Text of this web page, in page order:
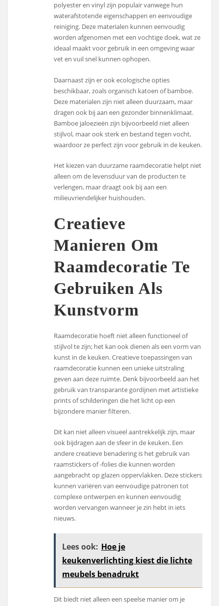
polyester en vinyl zijn populair vanwege hun
waterafstotende eigenschappen en eenvoudige
reiniging. Deze materialen kunnen eenvoudig
worden afgenomen met een vochtige doek, wat ze
ideaal maakt voor gebruik in een omgeving waar
vet en vuil snel kunnen ophopen.
Daarnaast zijn er ook ecologische opties
beschikbaar, zoals organisch katoen of bamboe.
Deze materialen zijn niet alleen duurzaam, maar
dragen ook bij aan een gezonder binnenklimaat.
Bamboe jaloezieën zijn bijvoorbeeld niet alleen
stijlvol, maar ook sterk en bestand tegen vocht,
waardoor ze perfect zijn voor gebruik in de keuken.
Het kiezen van duurzame raamdecoratie helpt niet
alleen om de levensduur van de producten te
verlengen, maar draagt ook bij aan een
milieuvriendelijker huishouden.
Creatieve
Manieren Om
Raamdecoratie Te
Gebruiken Als
Kunstvorm
Raamdecoratie hoeft niet alleen functioneel of
stijlvol te zijn; het kan ook dienen als een vorm van
kunst in de keuken. Creatieve toepassingen van
raamdecoratie kunnen een unieke uitstraling
geven aan deze ruimte. Denk bijvoorbeeld aan het
gebruik van transparante gordijnen met artistieke
prints of schilderingen die het licht op een
bijzondere manier filteren.
Dit kan niet alleen visueel aantrekkelijk zijn, maar
ook bijdragen aan de sfeer in de keuken. Een
andere creatieve benadering is het gebruik van
raamstickers of -folies die kunnen worden
aangebracht op glazen oppervlakken. Deze stickers
kunnen variëren van eenvoudige patronen tot
complexe ontwerpen en kunnen eenvoudig
worden vervangen wanneer je zin hebt in iets
nieuws.
Lees ook: Hoe je
keukenverlichting kiest die lichte
meubels benadrukt
Dit biedt niet alleen een speelse manier om je